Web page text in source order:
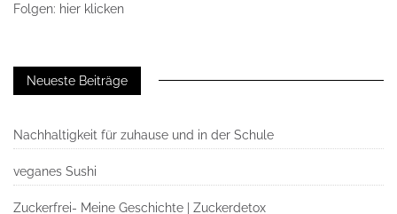
Folgen: hier klicken
Neueste Beiträge
Nachhaltigkeit für zuhause und in der Schule
veganes Sushi
Zuckerfrei- Meine Geschichte | Zuckerdetox